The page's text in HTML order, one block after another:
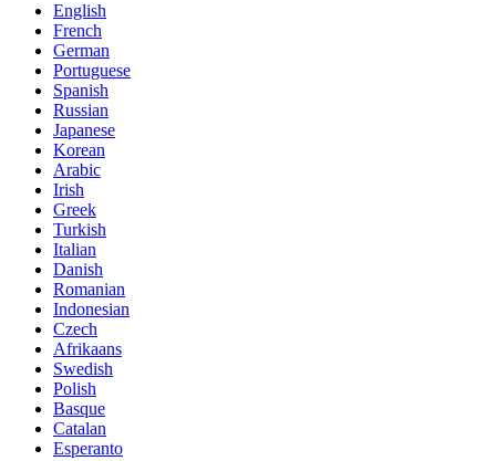
English
French
German
Portuguese
Spanish
Russian
Japanese
Korean
Arabic
Irish
Greek
Turkish
Italian
Danish
Romanian
Indonesian
Czech
Afrikaans
Swedish
Polish
Basque
Catalan
Esperanto